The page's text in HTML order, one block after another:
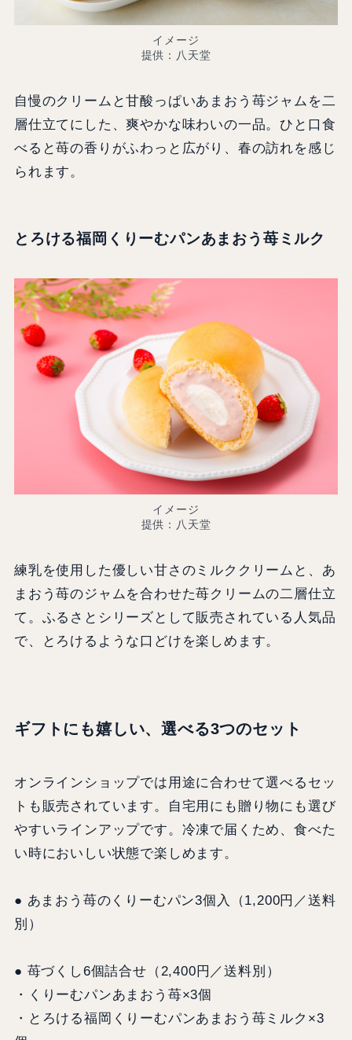
イメージ
提供：八天堂
自慢のクリームと甘酸っぱいあまおう苺ジャムを二
層仕立てにした、爽やかな味わいの一品。ひと口食
べると苺の香りがふわっと広がり、春の訪れを感じ
られます。
とろける福岡くりーむパンあまおう苺ミルク
イメージ
提供：八天堂
練乳を使用した優しい甘さのミルククリームと、あ
まおう苺のジャムを合わせた苺クリームの二層仕立
て。ふるさとシリーズとして販売されている人気品
で、とろけるような口どけを楽しめます。
ギフトにも嬉しい、選べる3つのセット
オンラインショップでは用途に合わせて選べるセッ
トも販売されています。自宅用にも贈り物にも選び
やすいラインアップです。冷凍で届くため、食べた
い時においしい状態で楽しめます。
● あまおう苺のくりーむパン3個入（1,200円／送料
別）
● 苺づくし6個詰合せ（2,400円／送料別）
・くりーむパンあまおう苺×3個
・とろける福岡くりーむパンあまおう苺ミルク×3